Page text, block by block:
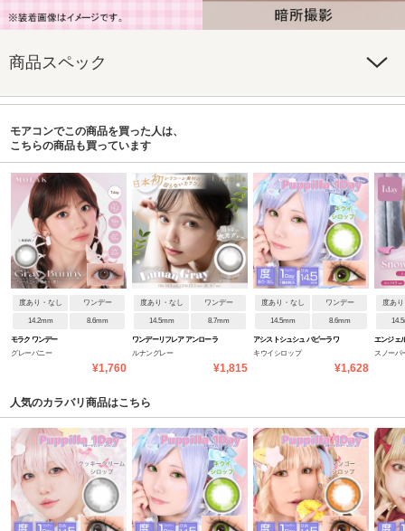
商品スペック
モアコンでこの商品を買った人は、
こちらの商品も買っています
度あり・なし ワンデー
14.2mm 8.6mm
モラク ワンデー
グレーバニー
¥1,760
度あり・なし ワンデー
14.5mm 8.7mm
ワンデーリフレア アンローラ
ルナングレー
¥1,815
度あり・なし ワンデー
14.5mm 8.6mm
アシストシュシュ パピーラワ
キウイシロップ
¥1,628
度あ
エンジェ
スノーパ
人気のカラバリ商品はこちら